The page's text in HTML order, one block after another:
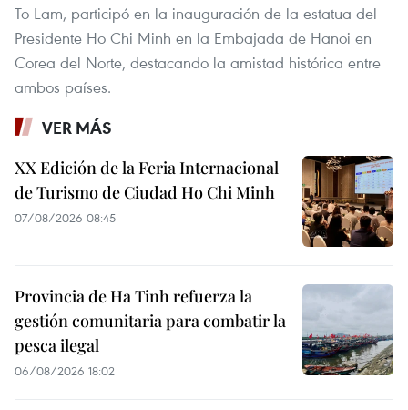
To Lam, participó en la inauguración de la estatua del
Presidente Ho Chi Minh en la Embajada de Hanoi en
Corea del Norte, destacando la amistad histórica entre
ambos países.
VER MÁS
XX Edición de la Feria Internacional
de Turismo de Ciudad Ho Chi Minh
07/08/2026 08:45
Provincia de Ha Tinh refuerza la
gestión comunitaria para combatir la
pesca ilegal
06/08/2026 18:02